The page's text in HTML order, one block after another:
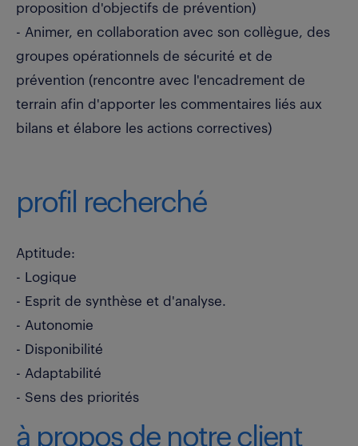
proposition d'objectifs de prévention)
- Animer, en collaboration avec son collègue, des
groupes opérationnels de sécurité et de
prévention (rencontre avec l'encadrement de
terrain afin d'apporter les commentaires liés aux
bilans et élabore les actions correctives)
profil recherché
Aptitude:
- Logique
- Esprit de synthèse et d'analyse.
- Autonomie
- Disponibilité
- Adaptabilité
- Sens des priorités
à propos de notre client